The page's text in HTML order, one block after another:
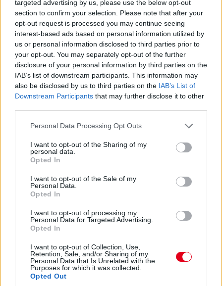
targeted advertising by us, please use the below opt-out
section to confirm your selection. Please note that after your
opt-out request is processed you may continue seeing
interest-based ads based on personal information utilized by
us or personal information disclosed to third parties prior to
your opt-out. You may separately opt-out of the further
disclosure of your personal information by third parties on the
IAB’s list of downstream participants. This information may
also be disclosed by us to third parties on the IAB’s List of
Downstream Participants that may further disclose it to other
Please note that this website/app uses one or more Google
not limited to your visit or usage behaviour. You may click to
grant or deny consent to Google and its third-party tags to
use your data for below specified purposes in below Google
consent section.
Personal Data Processing Opt Outs
I want to opt-out of the Sharing of my
personal data.
Opted In
I want to opt-out of the Sale of my
Personal Data.
Opted In
I want to opt-out of processing my
Personal Data for Targeted Advertising.
Opted In
I want to opt-out of Collection, Use,
Retention, Sale, and/or Sharing of my
Personal Data that Is Unrelated with the
Purposes for which it was collected.
Opted Out
várható volt, hogy kiélezett lesz a fejlesztési háború a csapatok
között. A szezon első felében láthattunk is több nagy fejlesztési
csomagot az istállók többségénél, ezek pedig rendszerint
valóban előrelépést is jelentettek (talán a Haas és a Williams
jelentik a kivételt). A Red Bullnál is működött például a
Miamiban és a Spielbergben bevetett csomag, ám Laurent
Mekies csapatfőnök szerint az évad hátralévő részében már
lassulni fog a fejlesztési ütemük, részben azért, mert a
költségeket meg kell osztani a 2027-es autó munkálatai között
a jövő év között. Arra számítok, hogy ez hamarabb meg fog
dönteni fogunk” – idézi Mekiest a Crash.net. „Ami minket illet,
rengeteg fejlesztést hoztunk mostanáig, hogy próbáljuk
korrigálni azt a hatalmas hátrányt, amivel eleinte rendelkeztünk.
Valószínűleg nehéz elképzelni, hogy ebben a ritmusban fogjuk
folytatni, mindenesetre meglátjuk, mi a legjobb módja annak,
hogy ledolgozzuk ezt az utolsó három tizedmásodpercet.”